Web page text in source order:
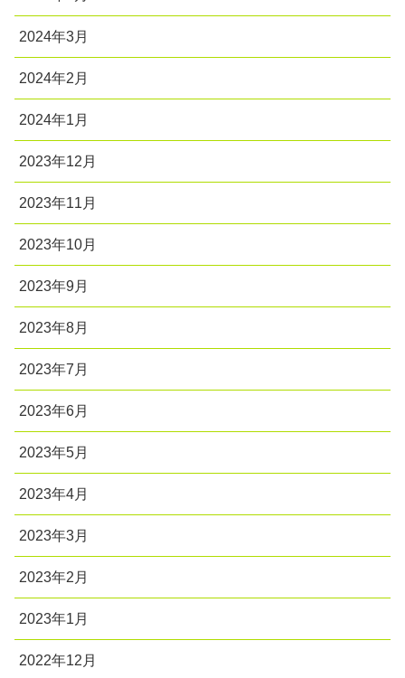
2024年3月
2024年2月
2024年1月
2023年12月
2023年11月
2023年10月
2023年9月
2023年8月
2023年7月
2023年6月
2023年5月
2023年4月
2023年3月
2023年2月
2023年1月
2022年12月